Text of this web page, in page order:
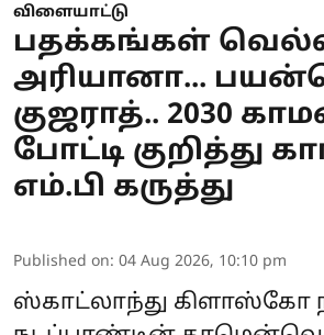
விளையாட்டு
பதக்கங்கள்
அரியானா...
குஜராத்.. 2030
போட்டி குறித்து
எம்.பி கருத்து
Published on: 04 Aug 2026, 10:10 pm
ஸ்காட்லாந்து கிளாஸ்கோ